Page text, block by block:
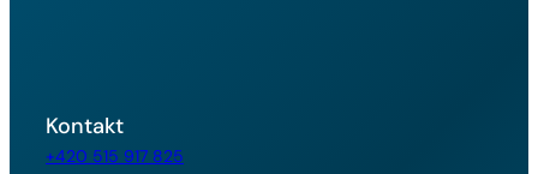
Kontakt
+420 515 917 825